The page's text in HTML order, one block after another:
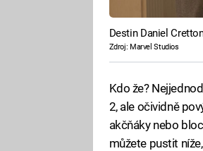
Destin Daniel
Zdroj: Marvel Studios
Kdo že?
2, ale očividně
akčňáky nebo
můžete pustit